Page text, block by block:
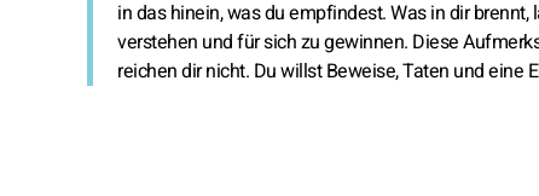
in das hinein, was du empfindest. Was in dir
verstehen und für sich zu gewinnen. Diese
reichen dir nicht. Du willst Beweise, Taten und eine